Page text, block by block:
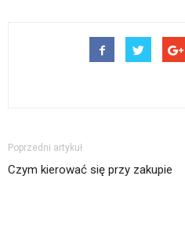
Poprzedni artykuł
Czym kierować się przy zakupie